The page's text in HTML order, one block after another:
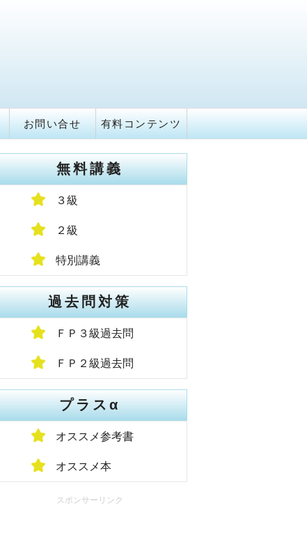
お問い合せ 有料コンテンツ
無料講義
３級
２級
特別講義
過去問対策
ＦＰ３級過去問
ＦＰ２級過去問
プラスα
オススメ参考書
オススメ本
スポンサーリンク